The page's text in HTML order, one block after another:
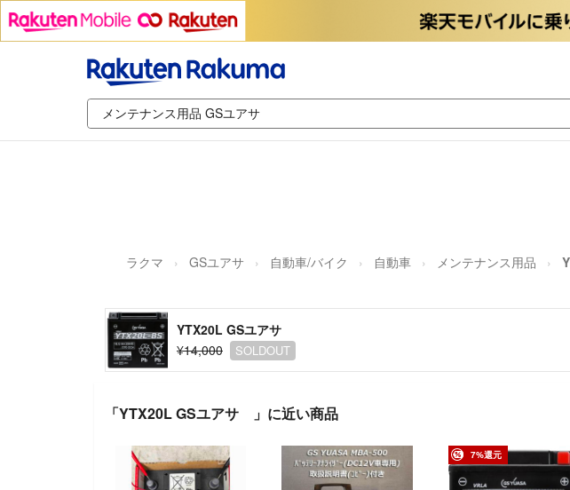
ラクマ GSユアサ 自動車/バイク 自動車 メンテナンス用品
YTX20L GSユアサ
¥14,000
SOLDOUT
「YTX20L GSユアサ 」に近い商品
7%還元